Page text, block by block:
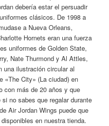
debería estar el persuadir
clásicos. De 1998 a
a Nueva Orleans,
Hornets eran una fuerza
uniformes de Golden State,
Nate Thurmond y Al Attles,
una ilustración circular al
«The City» (La ciudad) en
con más de 20 años y que
no sabes que regalar durante
Air Jordan Wings puede que
en nuestra tienda.